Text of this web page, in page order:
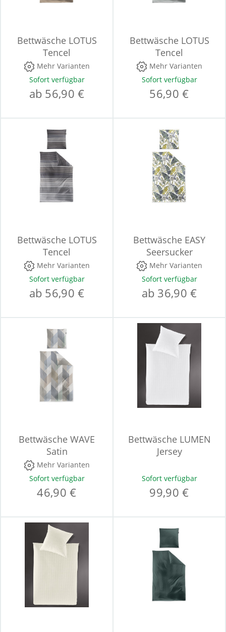
Bettwäsche LOTUS
Tencel
Mehr Varianten
Sofort verfügbar
ab 56,90 €
Bettwäsche LOTUS
Tencel
Mehr Varianten
Sofort verfügbar
56,90 €
Bettwäsche LOTUS
Tencel
Mehr Varianten
Sofort verfügbar
ab 56,90 €
Bettwäsche EASY
Seersucker
Mehr Varianten
Sofort verfügbar
ab 36,90 €
Bettwäsche WAVE
Satin
Mehr Varianten
Sofort verfügbar
46,90 €
Bettwäsche LUMEN
Jersey
Sofort verfügbar
99,90 €